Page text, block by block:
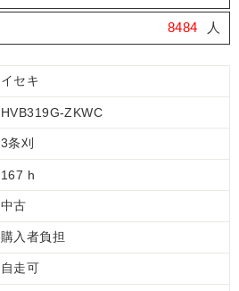
8484 人
イセキ
HVB319G-ZKWC
3条刈
167 h
中古
購入者負担
自走可